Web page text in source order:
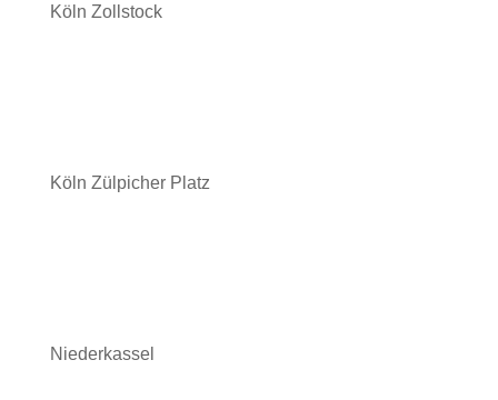
Köln Zollstock
Köln Zülpicher Platz
Niederkassel